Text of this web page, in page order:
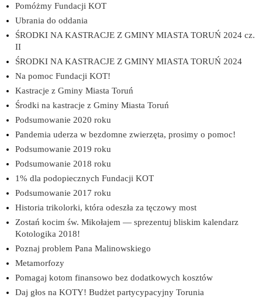
Pomóżmy Fundacji KOT
Ubrania do oddania
ŚRODKI NA KASTRACJE Z GMINY MIASTA TORUŃ 2024 cz.
II
ŚRODKI NA KASTRACJE Z GMINY MIASTA TORUŃ 2024
Na pomoc Fundacji KOT!
Kastracje z Gminy Miasta Toruń
Środki na kastracje z Gminy Miasta Toruń
Podsumowanie 2020 roku
Pandemia uderza w bezdomne zwierzęta, prosimy o pomoc!
Podsumowanie 2019 roku
Podsumowanie 2018 roku
1% dla podopiecznych Fundacji KOT
Podsumowanie 2017 roku
Historia trikolorki, która odeszła za tęczowy most
Zostań kocim św. Mikołajem — sprezentuj bliskim kalendarz
Kotologika 2018!
Poznaj problem Pana Malinowskiego
Metamorfozy
Pomagaj kotom finansowo bez dodatkowych kosztów
Daj głos na KOTY! Budżet partycypacyjny Torunia